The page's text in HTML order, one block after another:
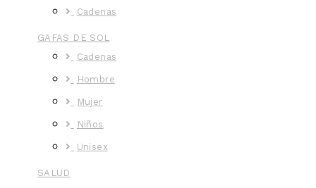
Cadenas
GAFAS DE SOL
Cadenas
Hombre
Mujer
Niños
Unisex
SALUD